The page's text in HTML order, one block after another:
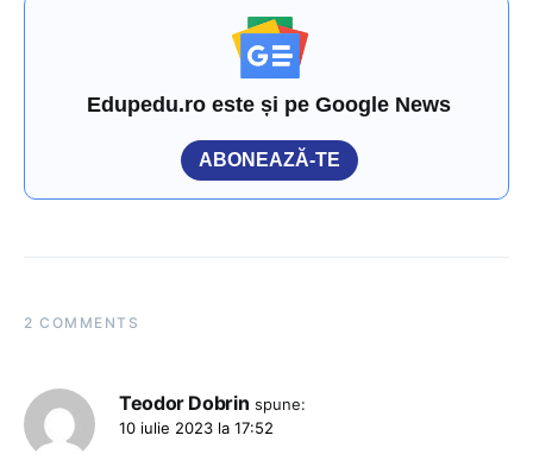
Edupedu.ro este și pe Google News
ABONEAZĂ-TE
2 COMMENTS
Teodor Dobrin spune:
10 iulie 2023 la 17:52